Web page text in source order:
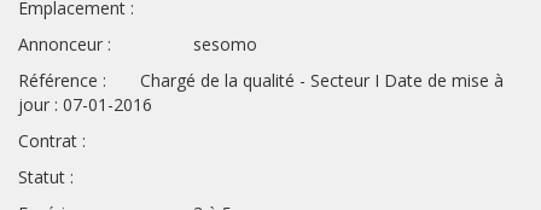
Emplacement :
Annonceur : sesomo
Référence : Chargé de la qualité - Secteur I Date de mise à
jour : 07-01-2016
Contrat :
Statut :